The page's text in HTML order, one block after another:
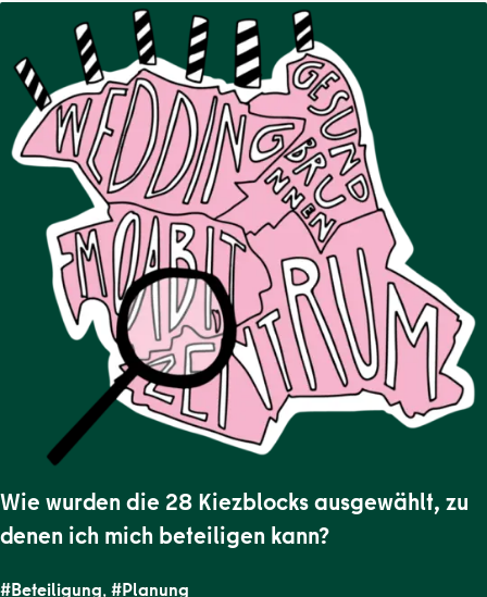
Wie wurden die 28 Kiezblocks ausgewählt, zu
denen ich mich beteiligen kann?
#Beteiligung,#Planung